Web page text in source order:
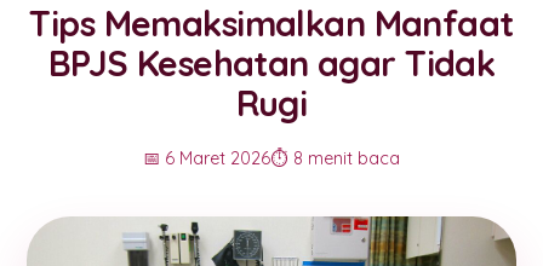
Tips Memaksimalkan Manfaat
BPJS Kesehatan agar Tidak
Rugi
📅 6 Maret 2026⏱️ 8 menit baca